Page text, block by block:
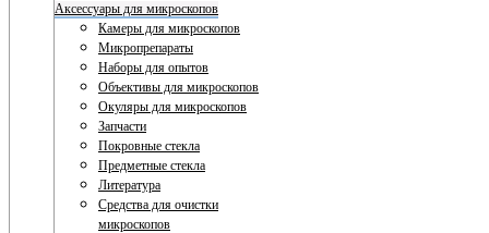
Аксессуары для микроскопов
Камеры для микроскопов
Микропрепараты
Наборы для опытов
Объективы для микроскопов
Окуляры для микроскопов
Запчасти
Покровные стекла
Предметные стекла
Литература
Средства для очистки
микроскопов